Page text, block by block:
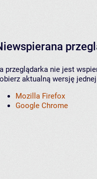
przeglądarka nie jest
aktualną wersję
Mozilla Firefox
Google Chrome